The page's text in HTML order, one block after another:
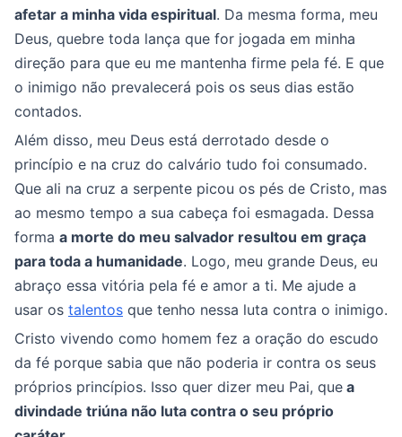
afetar a minha vida espiritual. Da mesma forma, meu
Deus, quebre toda lança que for jogada em minha
direção para que eu me mantenha firme pela fé. E que
o inimigo não prevalecerá pois os seus dias estão
contados.
Além disso, meu Deus está derrotado desde o
princípio e na cruz do calvário tudo foi consumado.
Que ali na cruz a serpente picou os pés de Cristo, mas
ao mesmo tempo a sua cabeça foi esmagada. Dessa
forma a morte do meu salvador resultou em graça
para toda a humanidade. Logo, meu grande Deus, eu
abraço essa vitória pela fé e amor a ti. Me ajude a
usar os talentos que tenho nessa luta contra o inimigo.
Cristo vivendo como homem fez a oração do escudo
da fé porque sabia que não poderia ir contra os seus
próprios princípios. Isso quer dizer meu Pai, que a
divindade triúna não luta contra o seu próprio